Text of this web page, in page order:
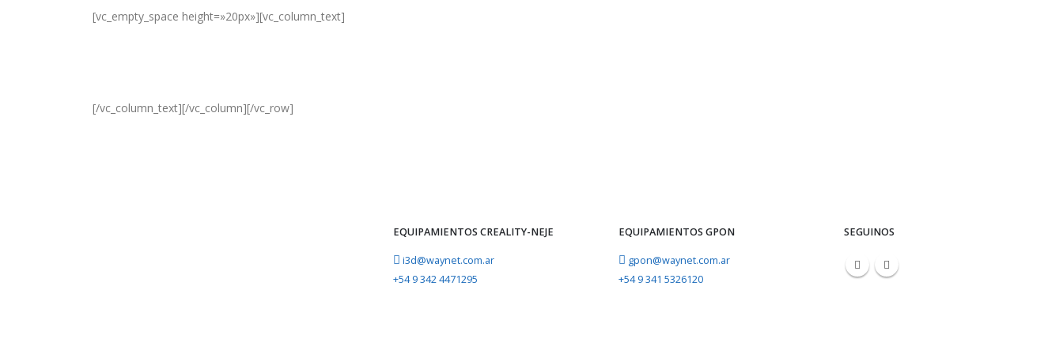
[vc_empty_space height=»20px»][vc_column_text]
[/vc_column_text][/vc_column][/vc_row]
EQUIPAMIENTOS CREALITY-NEJE
i3d@waynet.com.ar
+54 9 342 4471295
EQUIPAMIENTOS GPON
gpon@waynet.com.ar
+54 9 341 5326120
SEGUINOS